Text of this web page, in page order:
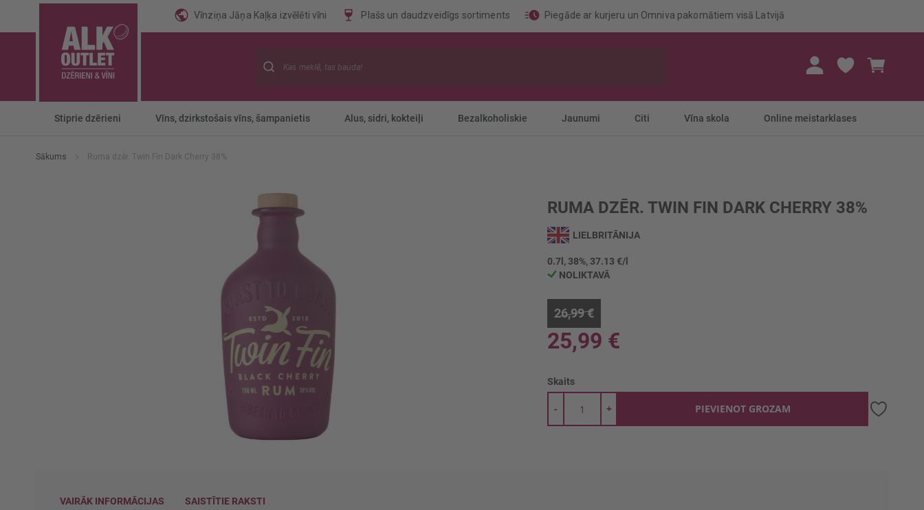
Vīnziņa Jāņa Kaļķa izvēlēti vīni Plašs un daudzveidīgs sortiments Piegāde ar kurjeru un Omniva pakomātiem visā Latvijā
Stiprie dzērieni Vīns, dzirkstošais vīns, šampanietis Alus, sidri, kokteiļi Bezalkoholiskie Jaunumi Citi Vīna skola Online meistarklases
Sākums Ruma dzēr. Twin Fin Dark Cherry 38%
RUMA DZĒR. TWIN FIN DARK CHERRY 38%
sākumu
LIELBRITĀNIJA
0.7l, 38%, 37.13 €/l
NOLIKTAVĀ
26,99 €
25,99 €
Skaits
+
- PIEVIENOT GROZAM
VAIRĀK INFORMĀCIJAS SAISTĪTIE RAKSTI